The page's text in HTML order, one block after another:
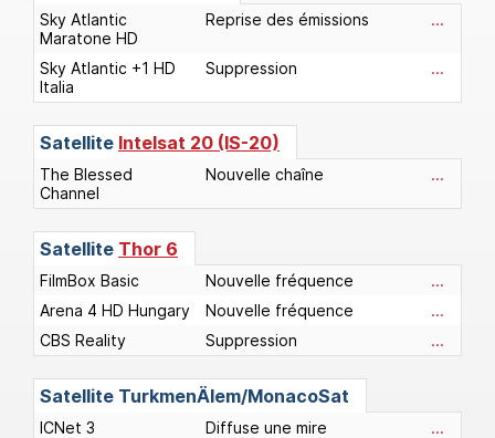
Sky Atlantic
Maratone HD
Reprise des émissions ...
Sky Atlantic +1 HD
Italia
Suppression ...
Satellite Intelsat 20 (IS-20)
The Blessed
Channel
Nouvelle chaîne ...
Satellite Thor 6
FilmBox Basic Nouvelle fréquence
...
Arena 4 HD Hungary
Nouvelle fréquence
...
CBS Reality
Suppression ...
Satellite TurkmenÄlem/MonacoSat
ICNet 3 Diffuse une mire ...